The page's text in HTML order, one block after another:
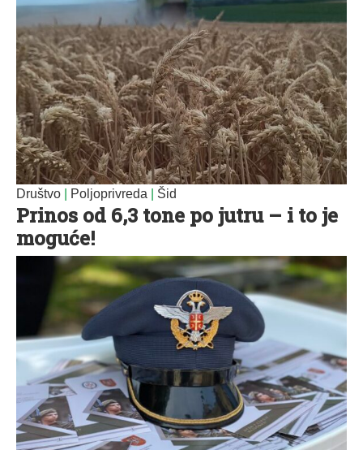
Društvo Poljoprivreda Šid
Prinos od 6,3 tone po jutru – i to je
moguće!